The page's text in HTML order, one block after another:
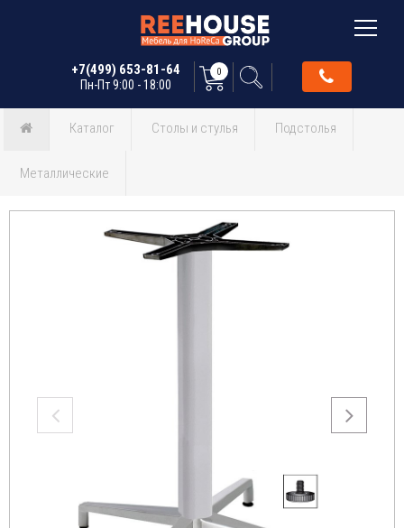
+7(499) 653-81-64
Пн-Пт 9:00 - 18:00
0
Каталог Столы и стулья Подстолья
Металлические